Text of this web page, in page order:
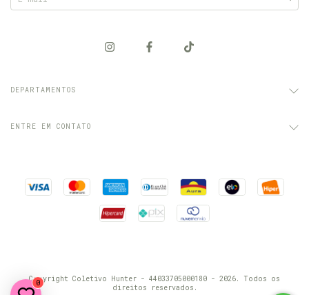
DEPARTAMENTOS
ENTRE EM CONTATO
Copyright Coletivo Hunter - 44033705000180 - 2026. Todos os
direitos reservados.
0